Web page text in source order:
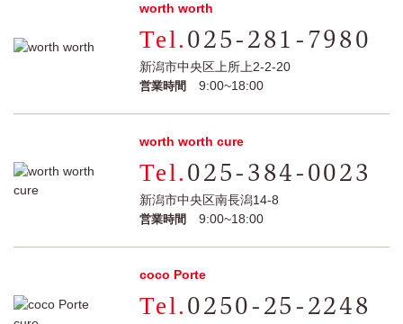
worth worth
025-281-7980
新潟市中央区上所上2-2-20
営業時間 9:00~18:00
worth worth cure
025-384-0023
新潟市中央区南長潟14-8
営業時間 9:00~18:00
coco Porte
0250-25-2248